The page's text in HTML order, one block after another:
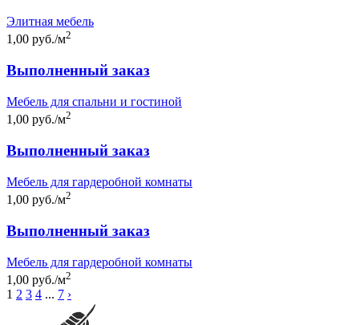
Элитная мебель
1,00 руб./м2
Выполненный заказ
Мебель для спальни и гостиной
1,00 руб./м2
Выполненный заказ
Мебель для гардеробной комнаты
1,00 руб./м2
Выполненный заказ
Мебель для гардеробной комнаты
1,00 руб./м2
1 2 3 4 ... 7 ›